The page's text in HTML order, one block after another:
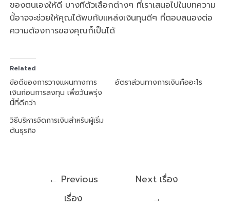
ของตนเองให้ดี บางทีตัวเลือกต่างๆ ที่เราเสนอไปในบทความ
นี้อาจจะช่วยให้คุณได้พบกับแหล่งเงินทุนดีๆ ที่ตอบสนองต่อ
ความต้องการของคุณก็เป็นได้
Related
ข้อดีของการวางแผนทางการ
เงินก่อนการลงทุน เพื่อวันพรุ่ง
นี้ที่ดีกว่า
อัตราส่วนทางการเงินคืออะไร
วิธีบริหารจัดการเงินสำหรับผู้เริ่ม
ต้นธุรกิจ
← Previous
เรื่อง
Next เรื่อง
→